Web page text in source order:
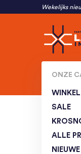
Wekelijks
ONZE
WINKEL
SALE
ALLE